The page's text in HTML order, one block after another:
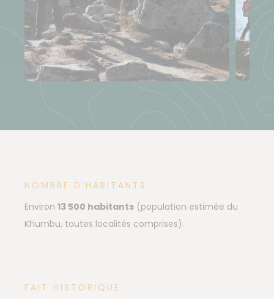
NOMBRE D’HABITANTS
Environ 13 500 habitants (population estimée du
Khumbu, toutes localités comprises).
FAIT HISTORIQUE